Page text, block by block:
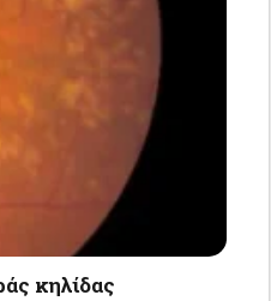
κηλίδας